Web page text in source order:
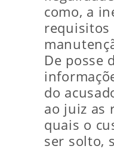
como, a
requisitos
De posse
do
ao juiz as
quais o
ser solto,